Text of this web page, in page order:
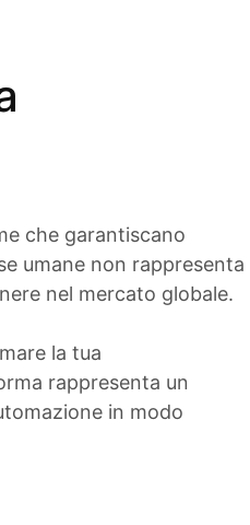
che garantiscano
umane non rappresenta
nel mercato globale.
la tua
rappresenta un
in modo